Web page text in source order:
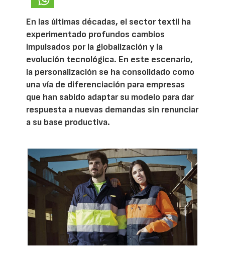
En las últimas décadas, el sector textil ha
experimentado profundos cambios
impulsados por la globalización y la
evolución tecnológica. En este escenario,
la personalización se ha consolidado como
una vía de diferenciación para empresas
que han sabido adaptar su modelo para dar
respuesta a nuevas demandas sin renunciar
a su base productiva.